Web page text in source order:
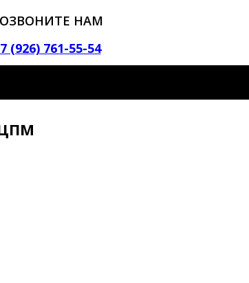
НАМ
(926) 761-55-54